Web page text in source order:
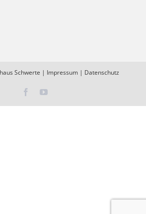
Schwerte | Impressum| Datenschutz
FacebookYouTube